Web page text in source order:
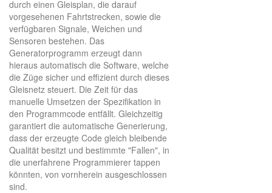
durch einen Gleisplan, die darauf
vorgesehenen Fahrtstrecken, sowie die
verfügbaren Signale, Weichen und
Sensoren bestehen. Das
Generatorprogramm erzeugt dann
hieraus automatisch die Software, welche
die Züge sicher und effizient durch dieses
Gleisnetz steuert. Die Zeit für das
manuelle Umsetzen der Spezifikation in
den Programmcode entfällt. Gleichzeitig
garantiert die automatische Generierung,
dass der erzeugte Code gleich bleibende
Qualität besitzt und bestimmte "Fallen", in
die unerfahrene Programmierer tappen
könnten, von vornherein ausgeschlossen
sind.